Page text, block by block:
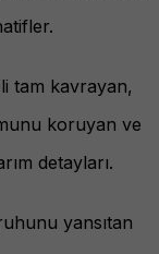
tam kavrayan,
koruyan ve
detayları.
yansıtan